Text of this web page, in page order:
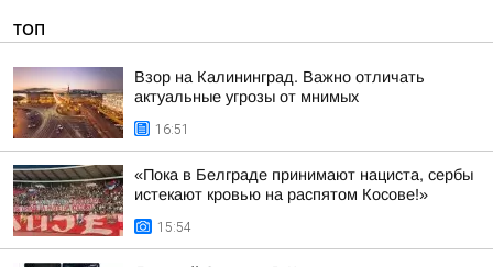
ТОП
Взор на Калининград. Важно отличать
актуальные угрозы от мнимых
16:51
«Пока в Белграде принимают нациста, сербы
истекают кровью на распятом Косове!»
15:54